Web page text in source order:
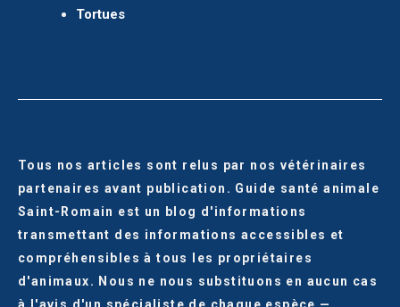
Tortues
Tous nos articles sont relus par nos vétérinaires
partenaires avant publication. Guide santé animale
Saint-Romain est un blog d'informations
transmettant des informations accessibles et
compréhensibles à tous les propriétaires
d'animaux. Nous ne nous substituons en aucun cas